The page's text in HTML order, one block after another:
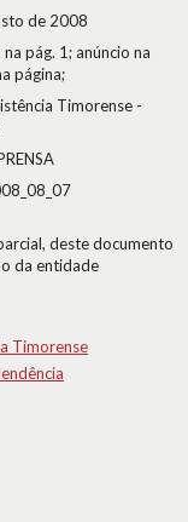
de 2008
na pág. 1; anúncio na
página;
Timorense -
deste documento
da entidade
Timorense